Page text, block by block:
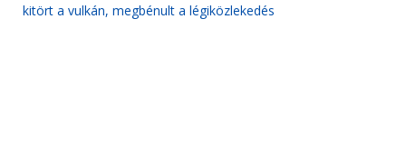
kitört a vulkán, megbénult a légiközlekedés